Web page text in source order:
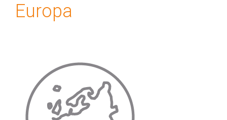
Europa